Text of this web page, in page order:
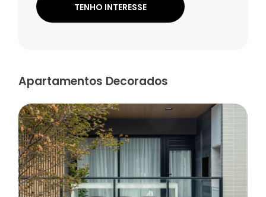
TENHO INTERESSE
Apartamentos Decorados